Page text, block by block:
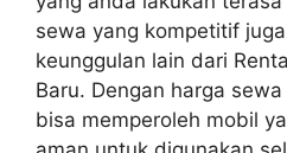
sewa yang kompetitif
keunggulan lain dari
Baru. Dengan harga
bisa memperoleh mobil